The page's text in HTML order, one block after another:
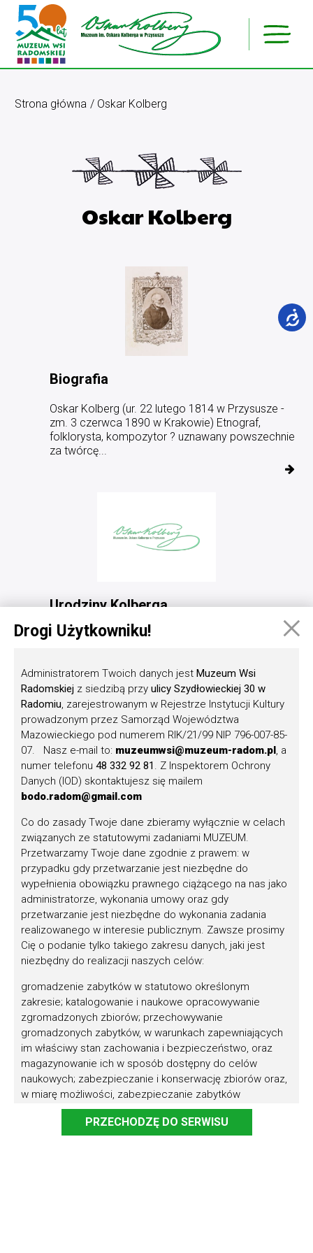
Strona główna Oskar Kolberg
Oskar Kolberg
Biografia
Oskar Kolberg (ur. 22 lutego 1814 w Przysusze -
zm. 3 czerwca 1890 w Krakowie) Etnograf,
folklorysta, kompozytor ? uznawany powszechnie
za twórcę...
Urodziny Kolberga
W tym roku przypada 198. rocznica urodzin
zarówno w...
Rocznica urodzin Oskara Kolberga
22 lutego obchodzimy 197. rocznicę urodzin
Oskara Kolberga, polskiego kompozytora,
etnografa i folklorysty, urodzonego w Przysusze w
1814 roku.
Przetargi
Polityka prywatności
Pliki cookie
Regulamin sklepu
Deklaracja Dostępności
Standardy ochrony małoletnich
×
Drogi Użytkowniku!
Administratorem Twoich danych jest Muzeum Wsi
Radomskiej z siedzibą przy ulicy Szydłowieckiej 30 w
Radomiu, zarejestrowanym w Rejestrze Instytucji Kultury
prowadzonym przez Samorząd Województwa
Mazowieckiego pod numerem RIK/21/99 NIP 796-007-85-
07. Nasz e-mail to: muzeumwsi@muzeum-radom.pl, a
numer telefonu 48 332 92 81 . Z Inspektorem Ochrony
Danych (IOD) skontaktujesz się mailem
bodo.radom@gmail.com
Co do zasady Twoje dane zbieramy wyłącznie w celach
związanych ze statutowymi zadaniami MUZEUM.
Przetwarzamy Twoje dane zgodnie z prawem: w
przypadku gdy przetwarzanie jest niezbędne do
wypełnienia obowiązku prawnego ciążącego na nas jako
administratorze, wykonania umowy oraz gdy
przetwarzanie jest niezbędne do wykonania zadania
realizowanego w interesie publicznym. Zawsze prosimy
Cię o podanie tylko takiego zakresu danych, jaki jest
niezbędny do realizacji naszych celów:
gromadzenie zabytków w statutowo określonym
zakresie; katalogowanie i naukowe opracowywanie
zgromadzonych zbiorów; przechowywanie
gromadzonych zabytków, w warunkach zapewniających
im właściwy stan zachowania i bezpieczeństwo, oraz
magazynowanie ich w sposób dostępny do celów
naukowych; zabezpieczanie i konserwację zbiorów oraz,
w miarę możliwości, zabezpieczanie zabytków
archeologicznych nieruchomych oraz innych
nieruchomych obiektów kultury materialnej i przyrody;
PRZECHODZĘ DO SERWISU